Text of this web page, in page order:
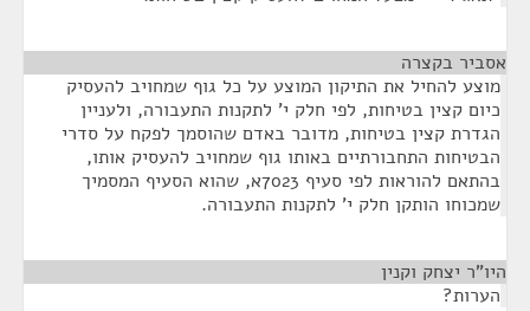
אסביר בקצרה
מוצע להחיל את התיקון המוצע על כל גוף שמחויב להעסיק
כיום קצין בטיחות, לפי חלק י' לתקנות התעבורה, ולעניין
הגדרת קצין בטיחות, מדובר באדם שהוסמך לפקח על סדרי
הבטיחות התחבורתיים באותו גוף שמחויב להעסיק אותו,
בהתאם להוראות לפי סעיף 7023א, שהוא הסעיף המסמיך
שמכוחו הותקן חלק י' לתקנות התעבורה.
היו"ר יצחק וקנין
הערות?